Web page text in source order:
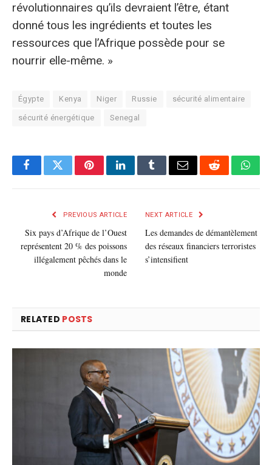
révolutionnaires qu’ils devraient l’être, étant
donné tous les ingrédients et toutes les
ressources que l’Afrique possède pour se
nourrir elle-même. »
Égypte Kenya Niger Russie sécurité alimentaire
sécurité énergétique Senegal
FacebookTwitterPinterestLinkedInTumblrE-
Reddit
PREVIOUS ARTICLE
Six pays d’Afrique de l’Ouest
représentent 20 % des poissons
illégalement pêchés dans le
monde
NEXT ARTICLE
Les demandes de démantèlement
des réseaux financiers terroristes
s’intensifient
RELATED POSTS